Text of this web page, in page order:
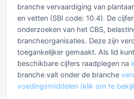
branche vervaardiging van
en vetten (SBI code: 10.4). De
onderzoeken van het CBS,
brancheorganisaties. Deze zijn
toegankelijker gemaakt. Als lid
beschikbare cijfers raadplegen na
branche valt onder de branche
voedingsmiddelen (klik om te